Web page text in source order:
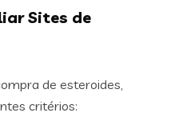
Sites de
de esteroides,
critérios: